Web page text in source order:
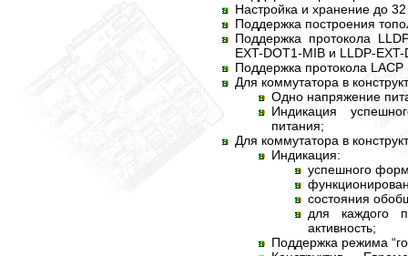
Настройка и хранение до
Поддержка построения
Поддержка протокола
EXT-DOT1-MIB и LLDP-
Поддержка протокола
Для коммутатора в
Одно напряжение
Индикация
питания;
Для коммутатора в
Индикация:
успешного
состояния
для каждого
активность;
Поддержка режима